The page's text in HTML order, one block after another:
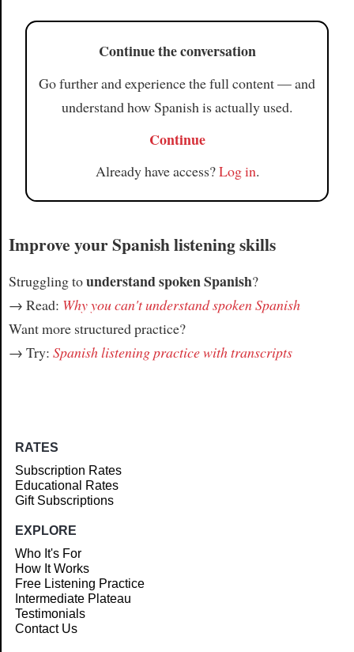
Continue the conversation
Go further and experience the full content — and
understand how Spanish is actually used.
Continue
Already have access?Log in.
Improve your Spanish listening skills
Struggling tounderstand spoken Spanish?
→ Read: Why you can't understand spoken Spanish
Want more structured practice?
→ Try: Spanish listening practice with transcripts
RATES
Subscription Rates
Educational Rates
Gift Subscriptions
EXPLORE
Who It's For
How It Works
Free Listening Practice
Intermediate Plateau
Testimonials
Contact Us